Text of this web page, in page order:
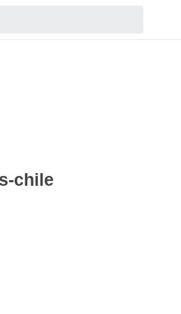
chile